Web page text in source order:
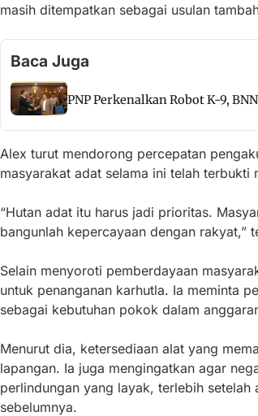
masih ditempatkan sebagai usulan
Baca Juga
PNP Perkenalkan Robot K-9,
Alex turut mendorong percepatan
masyarakat adat selama ini telah terbukti
“Hutan adat itu harus jadi prioritas.
bangunlah kepercayaan dengan rakyat,”
Selain menyoroti pemberdayaan
untuk penanganan karhutla. Ia meminta
sebagai kebutuhan pokok dalam
Menurut dia, ketersediaan alat yang
lapangan. Ia juga mengingatkan agar
perlindungan yang layak, terlebih
sebelumnya.